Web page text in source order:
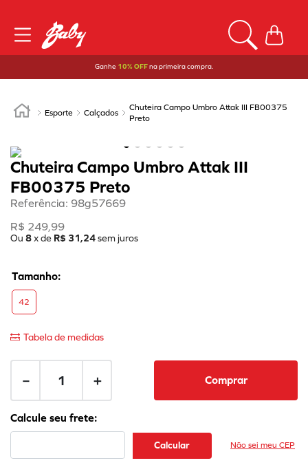
Ganhe 10% OFFna primeira compra.
Esporte Calçados
Chuteira Campo Umbro Attak III FB00375
Preto
Chuteira Campo Umbro Attak III
FB00375 Preto
Referência: 98g57669
R$ 249,99
Ou 8x de R$ 31,24sem juros
42
Tabela de medidas
＋
－ Comprar
Não sei meu CEP